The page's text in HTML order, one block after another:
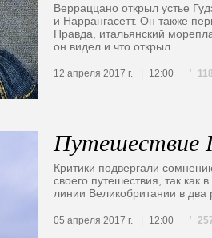
Верраццано открыл устье
и Наррангасетт. Он также
Правда, итальянский
он видел и что открыл
12 апреля 2017 г. 12:00
Путешествие
Критики подвергали
своего путешествия, так как
линии Великобритании в
05 апреля 2017 г. 12:00